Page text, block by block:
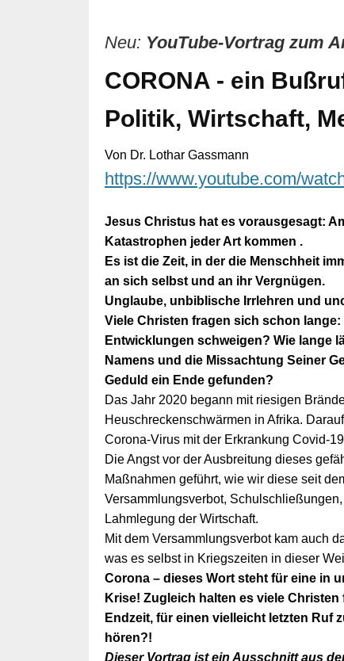
Neu: YouTube-Vortrag zum
CORONA - ein
Politik, Wirtschaft,
Von Dr. Lothar Gassmann
https://www.youtube.com/
Jesus Christus hat es vorausgesagt:
Katastrophen jeder Art kommen .
Es ist die Zeit, in der die Menschheit
an sich selbst und an ihr Vergnügen.
Unglaube, unbiblische Irrlehren und
Viele Christen fragen sich schon
Entwicklungen schweigen? Wie lange
Namens und die Missachtung Seiner
Geduld ein Ende gefunden?
Das Jahr 2020 begann mit riesigen
Heuschreckenschwärmen in Afrika.
Corona-Virus mit der Erkrankung Covid-
Die Angst vor der Ausbreitung dieses
Maßnahmen geführt, wie wir diese seit
Versammlungsverbot,
Lahmlegung der Wirtschaft.
Mit dem Versammlungsverbot kam auch
was es selbst in Kriegszeiten in dieser
Corona – dieses Wort steht für eine in
Krise! Zugleich halten es viele
Endzeit, für einen vielleicht letzten Ruf
hören?!
Dieser Vortrag ist ein Ausschnitt aus